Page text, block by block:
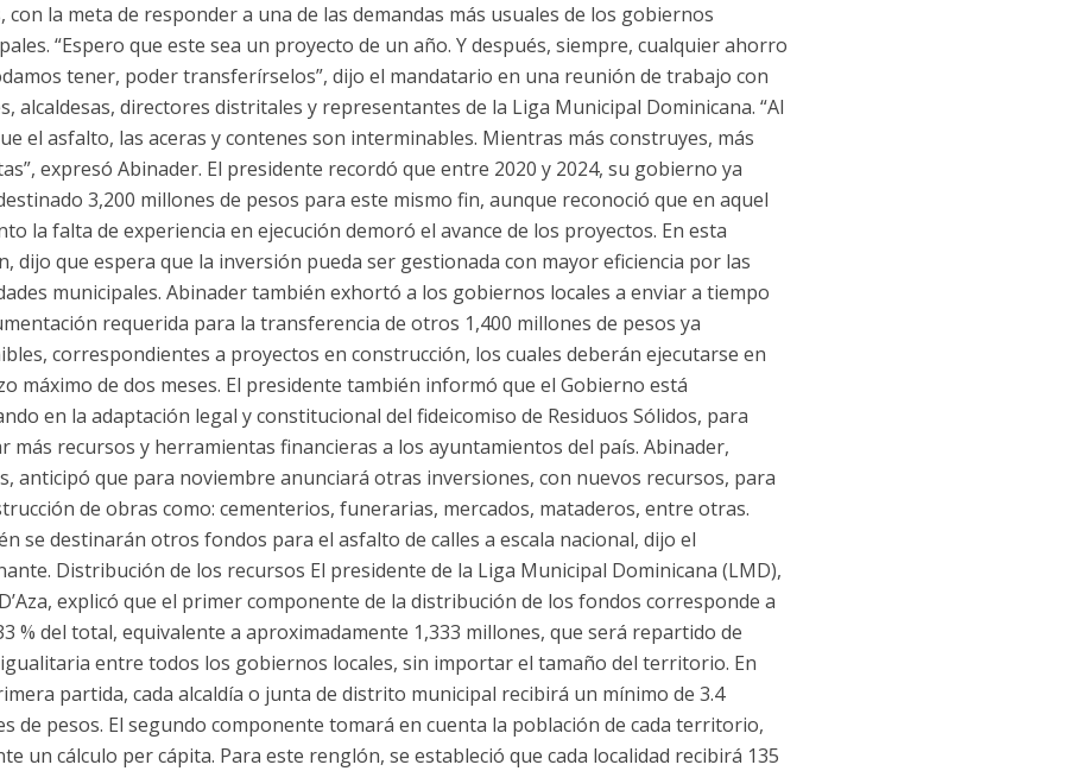
con la meta de responder a una de las demandas más usuales de los gobiernos
“Espero que este sea un proyecto de un año. Y después, siempre, cualquier ahorro
tener, poder transferírselos”, dijo el mandatario en una reunión de trabajo con
alcaldesas, directores distritales y representantes de la Liga Municipal Dominicana. “Al
el asfalto, las aceras y contenes son interminables. Mientras más construyes, más
expresó Abinader. El presidente recordó que entre 2020 y 2024, su gobierno ya
3,200 millones de pesos para este mismo fin, aunque reconoció que en aquel
la falta de experiencia en ejecución demoró el avance de los proyectos. En esta
dijo que espera que la inversión pueda ser gestionada con mayor eficiencia por las
municipales. Abinader también exhortó a los gobiernos locales a enviar a tiempo
requerida para la transferencia de otros 1,400 millones de pesos ya
correspondientes a proyectos en construcción, los cuales deberán ejecutarse en
máximo de dos meses. El presidente también informó que el Gobierno está
en la adaptación legal y constitucional del fideicomiso de Residuos Sólidos, para
más recursos y herramientas financieras a los ayuntamientos del país. Abinader,
anticipó que para noviembre anunciará otras inversiones, con nuevos recursos, para
de obras como: cementerios, funerarias, mercados, mataderos, entre otras.
se destinarán otros fondos para el asfalto de calles a escala nacional, dijo el
Distribución de los recursos El presidente de la Liga Municipal Dominicana (LMD),
explicó que el primer componente de la distribución de los fondos corresponde a
% del total, equivalente a aproximadamente 1,333 millones, que será repartido de
entre todos los gobiernos locales, sin importar el tamaño del territorio. En
partida, cada alcaldía o junta de distrito municipal recibirá un mínimo de 3.4
de pesos. El segundo componente tomará en cuenta la población de cada territorio,
un cálculo per cápita. Para este renglón, se estableció que cada localidad recibirá 135